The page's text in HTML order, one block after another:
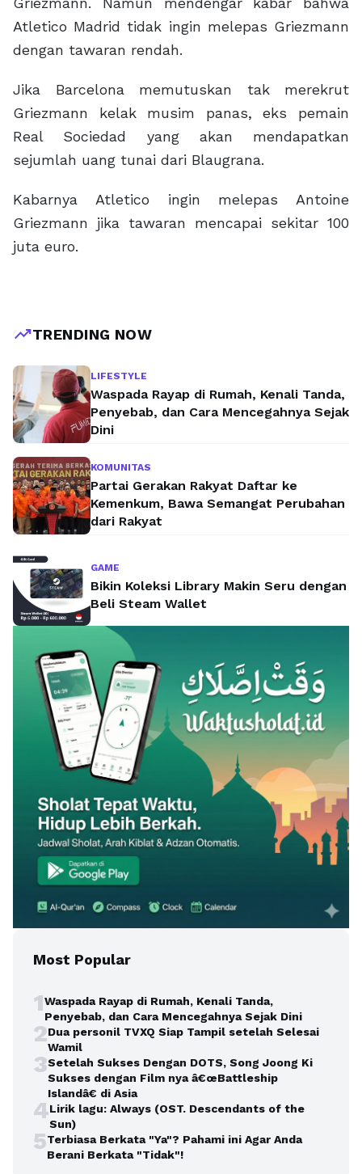
Atletico Madrid tidak ingin melepas Griezmann
dengan tawaran rendah.
Jika Barcelona memutuskan tak merekrut
Griezmann kelak musim panas, eks pemain
Real Sociedad yang akan mendapatkan
sejumlah uang tunai dari Blaugrana.
Kabarnya Atletico ingin melepas Antoine
Griezmann jika tawaran mencapai sekitar 100
juta euro.
trending_upTRENDING NOW
LIFESTYLE
Waspada Rayap di Rumah, Kenali Tanda,
Penyebab, dan Cara Mencegahnya Sejak
Dini
KOMUNITAS
Partai Gerakan Rakyat Daftar ke
Kemenkum, Bawa Semangat Perubahan
dari Rakyat
GAME
Bikin Koleksi Library Makin Seru dengan
Beli Steam Wallet
Most Popular
1Waspada Rayap di Rumah, Kenali Tanda,
Penyebab, dan Cara Mencegahnya Sejak Dini
2Dua personil TVXQ Siap Tampil setelah Selesai
Wamil
3Setelah Sukses Dengan DOTS, Song Joong Ki
Sukses dengan Film nya â€œBattleship
Islandâ€ di Asia
4Lirik lagu: Always (OST. Descendants of the
Sun)
5Terbiasa Berkata "Ya"? Pahami ini Agar Anda
Berani Berkata "Tidak"!